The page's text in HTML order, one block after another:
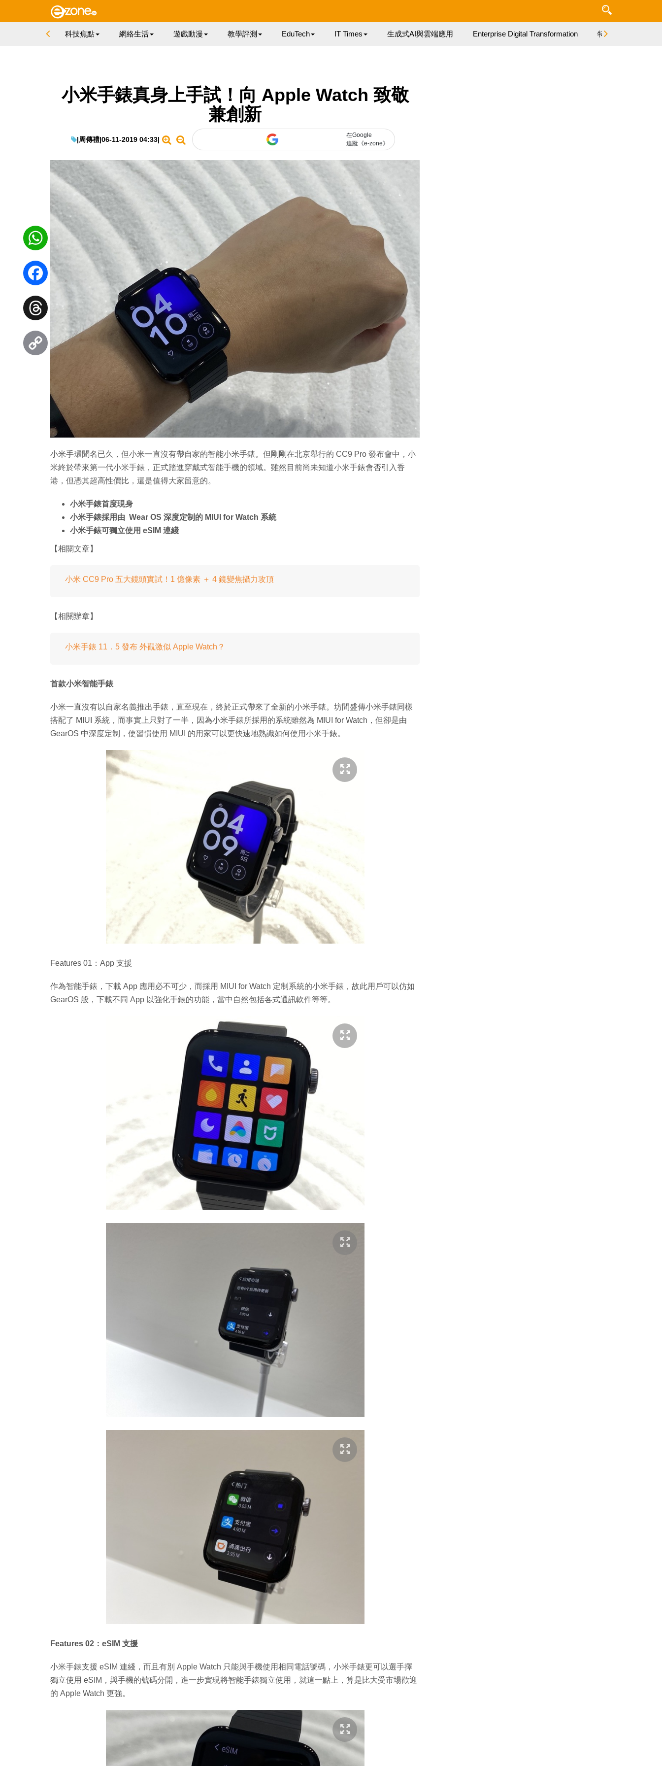
科技焦點 網絡生活 遊戲動漫 教學評測 EduTech IT Times 生成式AI與雲端應用 Enterprise Digital Transformation 特集
小米手錶真身上手試！向 Apple Watch 致敬
兼創新
|周傳禮|06-11-2019 04:33|
在Google
追蹤《e-zone》
小米手環聞名已久，但小米一直沒有帶自家的智能小米手錶。但剛剛在北京舉行的 CC9 Pro 發布會中，小
米終於帶來第一代小米手錶，正式踏進穿戴式智能手機的領域。雖然目前尚未知道小米手錶會否引入香
港，但憑其超高性價比，還是值得大家留意的。
小米手錶首度現身
小米手錶採用由 Wear OS 深度定制的 MIUI for Watch 系統
小米手錶可獨立使用 eSIM 連綫
【相關文章】
小米 CC9 Pro 五大鏡頭實試！1 億像素 ＋ 4 鏡變焦攝力攻頂
【相關辦章】
小米手錶 11．5 發布 外觀激似 Apple Watch？
首款小米智能手錶
小米一直沒有以自家名義推出手錶，直至現在，終於正式帶來了全新的小米手錶。坊間盛傳小米手錶同樣
搭配了 MIUI 系統，而事實上只對了一半，因為小米手錶所採用的系統雖然為 MIUI for Watch，但卻是由
GearOS 中深度定制，使習慣使用 MIUI 的用家可以更快速地熟識如何使用小米手錶。
Features 01：App 支援
作為智能手錶，下載 App 應用必不可少，而採用 MIUI for Watch 定制系統的小米手錶，故此用戶可以仿如
GearOS 般，下載不同 App 以強化手錶的功能，當中自然包括各式通訊軟件等等。
Features 02：eSIM 支援
小米手錶支援 eSIM 連綫，而且有別 Apple Watch 只能與手機使用相同電話號碼，小米手錶更可以選手擇
獨立使用 eSIM，與手機的號碼分開，進一步實現將智能手錶獨立使用，就這一點上，算是比大受市場歡迎
的 Apple Watch 更強。
WhatsApp
Facebook
Threads